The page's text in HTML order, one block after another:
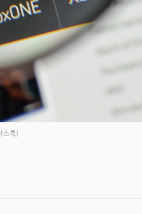
스톡)